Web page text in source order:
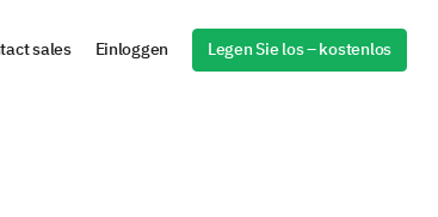
sales Einloggen Legen Sie los – kostenlos